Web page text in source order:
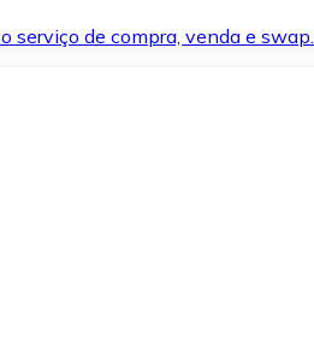
serviço de compra, venda e swap.